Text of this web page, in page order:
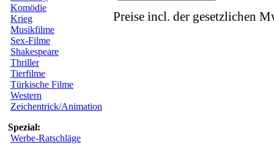
Komödie
Krieg
Musikfilme
Sex-Filme
Shakespeare
Thriller
Tierfilme
Türkische Filme
Western
Zeichentrick/Animation
Spezial:
Werbe-Ratschläge
Preise incl. der gesetzlichen